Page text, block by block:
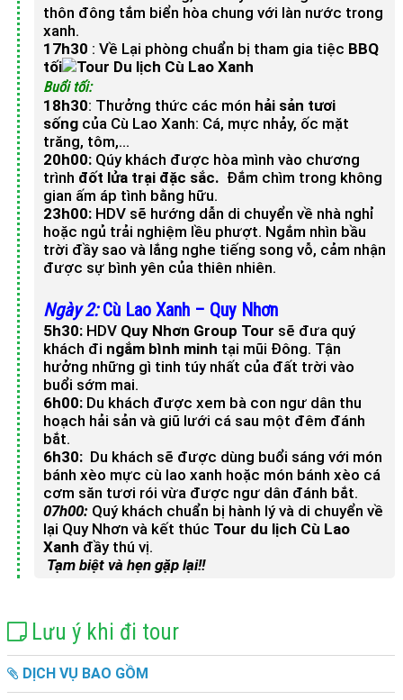
thôn đông tắm biển hòa chung với làn nước trong
xanh.
17h30 : Về Lại phòng chuẩn bị tham gia tiệc BBQ
tối
Buổi tối:
18h30: Thưởng thức các món hải sản tươi
sống của Cù Lao Xanh: Cá, mực nhảy, ốc mặt
trăng, tôm,…
20h00: Qúy khách được hòa mình vào chương
trình đốt lửa trại đặc sắc. Đắm chìm trong không
gian ấm áp tình bằng hữu.
23h00: HDV sẽ hướng dẫn di chuyển về nhà nghỉ
hoặc ngủ trải nghiệm lều phượt. Ngắm nhìn bầu
trời đầy sao và lắng nghe tiếng song vỗ, cảm nhận
được sự bình yên của thiên nhiên.
Ngày 2:Cù Lao Xanh – Quy Nhơn
5h30: HDV Quy Nhơn Group Tour sẽ đưa quý
khách đi ngắm bình minh tại mũi Đông. Tận
hưởng những gì tinh túy nhất của đất trời vào
buổi sớm mai.
6h00: Du khách được xem bà con ngư dân thu
hoạch hải sản và giũ lưới cá sau một đêm đánh
bắt.
6h30: Du khách sẽ được dùng buổi sáng với món
bánh xèo mực cù lao xanh hoặc món bánh xèo cá
cơm săn tươi rói vừa được ngư dân đánh bắt.
07h00: Quý khách chuẩn bị hành lý và di chuyển về
lại Quy Nhơn và kết thúc Tour du lịch Cù Lao
Xanh đầy thú vị.
Tạm biệt và hẹn gặp lại!!
Lưu ý khi đi tour
DỊCH VỤ BAO GỒM